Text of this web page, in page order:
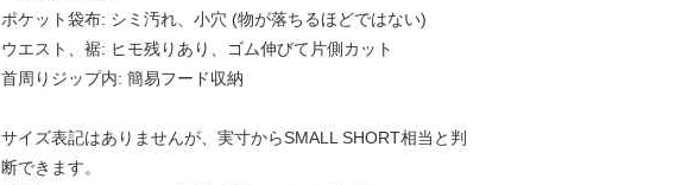
ポケット袋布: シミ汚れ、小穴 (物が落ちるほどではない)
ウエスト、裾: ヒモ残りあり、ゴム伸びて片側カット
首周りジップ内: 簡易フード収納
サイズ表記はありませんが、実寸からSMALL SHORT相当と判
断できます。